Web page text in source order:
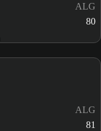
ALG
80
ALG
81